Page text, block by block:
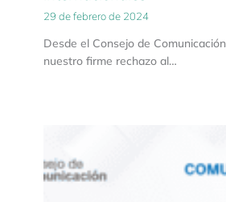
29 de febrero de 2024
Desde el Consejo de
nuestro firme rechazo al…